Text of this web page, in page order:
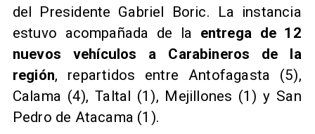
del Presidente Gabriel Boric. La instancia
estuvo acompañada de la entrega de 12
nuevos vehículos a Carabineros de la
región, repartidos entre Antofagasta (5),
Calama (4), Taltal (1), Mejillones (1) y San
Pedro de Atacama (1).